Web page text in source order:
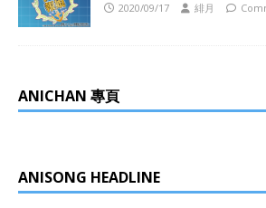
2020/09/17 緋月
ANICHAN 專頁
ANISONG HEADLINE